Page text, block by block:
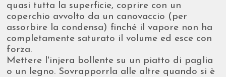
quasi tutta la superficie, coprire con un
coperchio avvolto da un canovaccio (per
assorbire la condensa) finché il vapore non ha
completamente saturato il volume ed esce con
forza.
Mettere l'injera bollente su un piatto di paglia
o un legno. Sovrapporrla alle altre quando si è